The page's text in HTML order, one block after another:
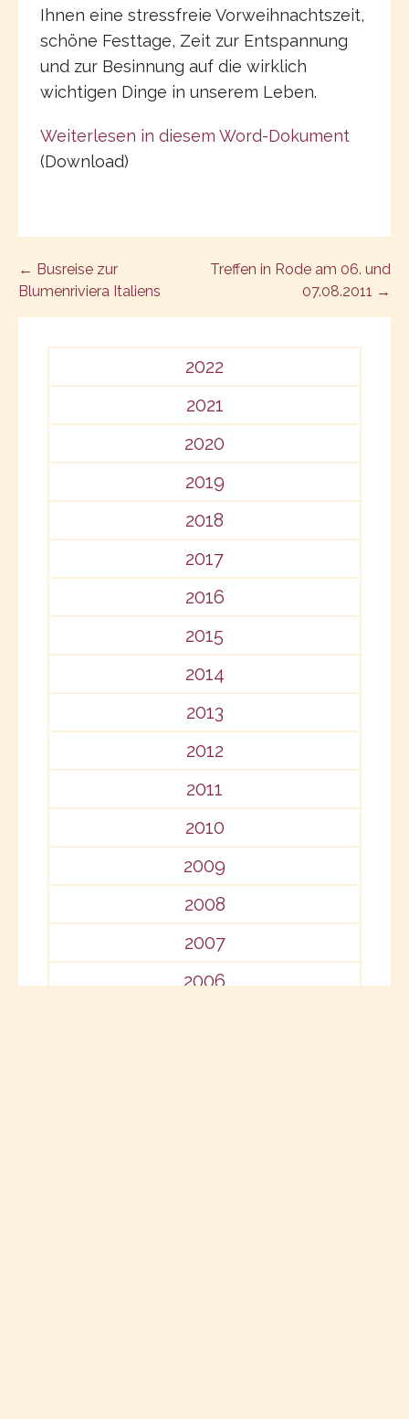
Ihnen eine stressfreie Vorweihnachtszeit,
schöne Festtage, Zeit zur Entspannung
und zur Besinnung auf die wirklich
wichtigen Dinge in unserem Leben.
Weiterlesen in diesem Word-Dokument
(Download)
Post
navigation
← Busreise zur
Blumenriviera Italiens
Treffen in Rode am 06. und
07.08.2011 →
2022
2021
2020
2019
2018
2017
2016
2015
2014
2013
2012
2011
2010
2009
2008
2007
2006